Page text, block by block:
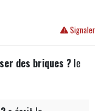
Signaler
des briques ?le